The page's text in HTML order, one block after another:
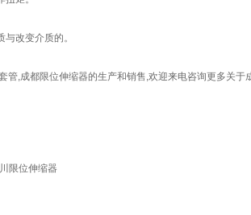
改变介质的。
,成都限位伸缩器的生产和销售,欢迎来电咨询更多关于